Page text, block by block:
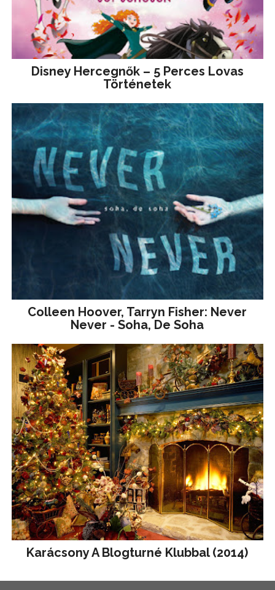
Disney ​Hercegnők – 5 Perces Lovas
Történetek
Colleen Hoover, Tarryn Fisher: Never
Never - Soha, De Soha
Karácsony A Blogturné Klubbal (2014)